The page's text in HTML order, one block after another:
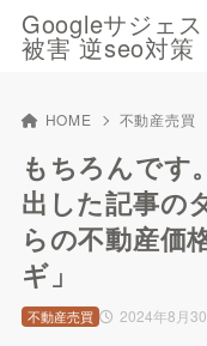
Googleサジェ
被害 逆seo対策
HOME 不動産売買
もちろんです
出した記事の
らの不動産価
ギ」
2024年8月
不動産売買